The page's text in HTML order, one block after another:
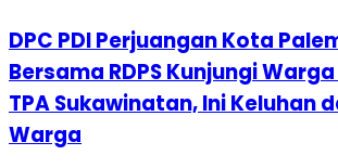
DPC PDI Perjuangan Kota
Bersama RDPS Kunjungi
TPA Sukawinatan, Ini Keluhan
Warga